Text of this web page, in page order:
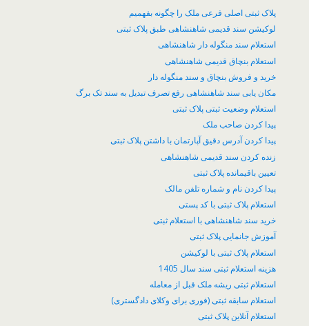
پلاک ثبتی اصلی فرعی ملک را چگونه بفهمیم
لوکیشن سند قدیمی شاهنشاهی طبق پلاک ثبتی
استعلام سند منگوله دار شاهنشاهی
استعلام بنچاق قدیمی شاهنشاهی
خرید و فروش بنچاق و سند منگوله دار
مکان یابی سند شاهنشاهی رفع تصرف تبدیل به سند تک برگ
استعلام وضعیت ثبتی پلاک ثبتی
پیدا کردن صاحب ملک
پیدا کردن آدرس دقیق آپارتمان با داشتن پلاک ثبتی
زنده کردن سند قدیمی شاهنشاهی
تعیین باقیمانده پلاک ثبتی
پیدا کردن نام و شماره تلفن مالک
استعلام پلاک ثبتی با کد پستی
خرید سند شاهنشاهی با استعلام ثبتی
آموزش جانمایی پلاک ثبتی
استعلام پلاک ثبتی با لوکیشن
هزینه استعلام ثبتی سند سال 1405
استعلام ثبتی ریشه ملک قبل از معامله
استعلام سابقه ثبتی (فوری برای وکلای دادگستری)
استعلام آنلاین پلاک ثبتی